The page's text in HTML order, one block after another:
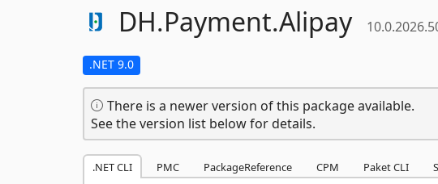
DH.Payment.Alipay
.NET 9.0
There is a newer version of this package available.
See the version list below for details.
.NET CLI PMC PackageReference CPM Paket CLI